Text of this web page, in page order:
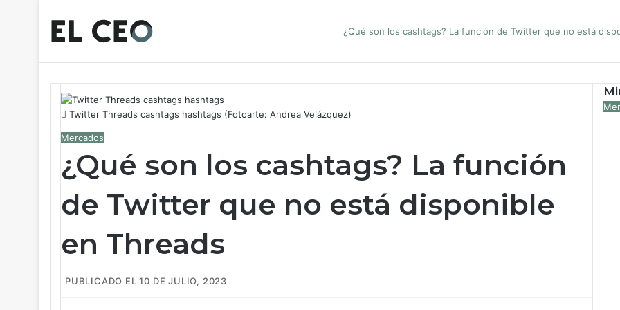
¿Qué son los cashtags? La función de Twitter que no está
Twitter Threads cashtags hashtags (Fotoarte: Andrea Velázquez)
Mercados
¿Qué son los cashtags? La función
de Twitter que no está disponible
en Threads
PUBLICADO EL 10 DE JULIO, 2023